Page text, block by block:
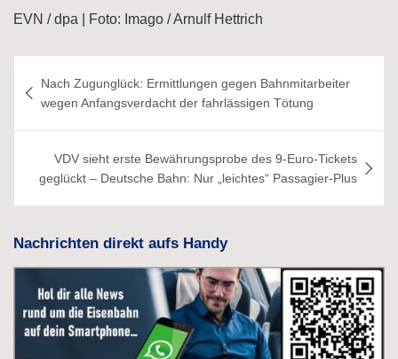
EVN / dpa | Foto: Imago / Arnulf Hettrich
Nach Zugunglück: Ermittlungen gegen Bahnmitarbeiter
wegen Anfangsverdacht der fahrlässigen Tötung
VDV sieht erste Bewährungsprobe des 9-Euro-Tickets
geglückt – Deutsche Bahn: Nur „leichtes“ Passagier-Plus
Nachrichten direkt aufs Handy